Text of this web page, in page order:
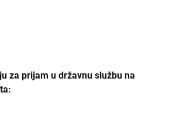
Gorica
za prijam u državnu službu na